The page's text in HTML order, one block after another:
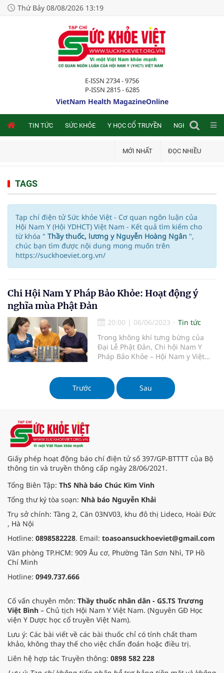
Thứ Bảy 08/08/2026 13:19
E-ISSN 2734 - 9756
P-ISSN 2815 - 6285
VietNam Health MagazineOnline
TIN TỨC SỨC KHỎE Y HỌC CỔ TRUYỀN NGHIÊN CỨU
MỚI NHẤT ĐỌC NHIỀU
TAGS
Tạp chí điện tử Sức khỏe Việt - Cơ quan ngôn luận của
Hội Nam Y (Hội YDHCT) Việt Nam - Kết quả tìm kiếm cho
từ khóa " Thầy thuốc, lương y Nguyễn Hoàng Ngân ",
chúc bạn tìm được nội dung mong muốn trên
https://suckhoeviet.org.vn/
Chi Hội Nam Y Pháp Bảo Khỏe: Hoạt động ý
nghĩa mùa Phật Đản
20:00 | 06/06/2023
Tin tức
Trong không khí tưng bừng của
Đại Lễ Phật Đản, Chi hội Nam Y
Pháp Bảo Khỏe – Hội Nam y Việt
với mục tiêu mang lại sự phục hồi
và cải thiện sức khỏe cho cộng
đồng. Những hoạt động này không
Trước Sau
Giấy phép hoạt động báo chí điện tử số 397/GP-BTTTT của Bộ
thông tin và truyền thông cấp ngày 28/06/2021.
Tổng Biên Tập: ThS Nhà báo Chúc Kim Vinh
Tổng thư ký tòa soạn: Nhà báo Nguyễn Khải
Trụ sở chính: Tầng 2, Căn 03NV03, khu đô thị Lideco, Hoài Đức
, Hà Nội
Hotline: 0898582228. Email: toasoansuckhoeviet@gmail.com
Văn phòng TP.HCM: 909 Âu cơ, Phường Tân Sơn Nhì, TP Hồ
Chí Minh
Hotline: 0949.737.666
Cố vấn chuyên môn: Thầy thuốc nhân dân - GS.TS Trương
Việt Bình – Chủ tịch Hội Nam Y Việt Nam. (Nguyên GĐ Học
viện Y Dược học cổ truyền Việt Nam).
Lưu ý: Các bài viết về các bài thuốc chỉ có tính chất tham
khảo, không thay thế cho việc chẩn đoán hoặc điều trị.
Liên hệ hợp tác Truyền thông: 0898 582 228